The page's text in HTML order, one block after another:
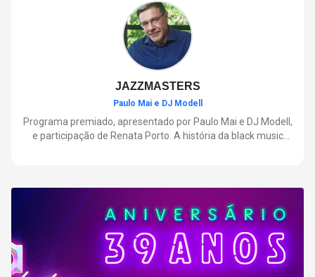
JAZZMASTERS
Paulo Mai e DJ Modell
Programa premiado, apresentado por Paulo Mai e DJ Modell,
e participação de Renata Porto. A história da black music